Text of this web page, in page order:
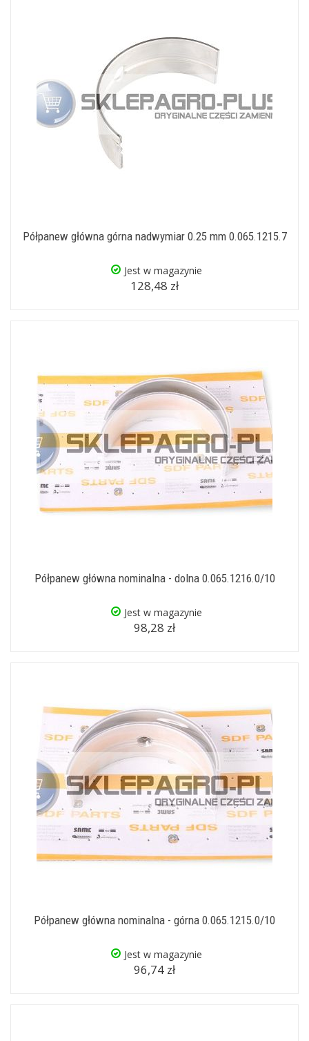
Półpanew główna górna nadwymiar 0.25 mm 0.065.1215.7
Jest w magazynie
128,48 zł
Półpanew główna nominalna - dolna 0.065.1216.0/10
Jest w magazynie
98,28 zł
Półpanew główna nominalna - górna 0.065.1215.0/10
Jest w magazynie
96,74 zł